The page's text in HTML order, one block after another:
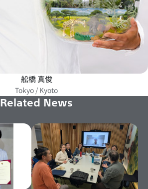
舩橋 真俊
Tokyo / Kyoto
Related News